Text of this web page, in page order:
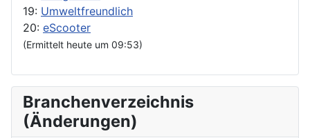
19: Umweltfreundlich
20: eScooter
(Ermittelt heute um 09:53)
Branchenverzeichnis
(Änderungen)